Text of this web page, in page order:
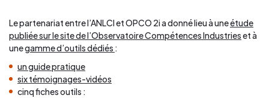
Le partenariat entre l’ANLCI et OPCO 2i a donné lieu à uneétude
publiée sur le site de l’Observatoire Compétences Industrieset à
unegamme d’outils dédiés :
un guide pratique
six témoignages-vidéos
cinq fiches outils :